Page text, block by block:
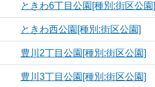
ときわ6丁目公園[種別:街区公園]
ときわ西公園[種別:街区公園]
豊川2丁目公園[種別:街区公園]
豊川3丁目公園[種別:街区公園]